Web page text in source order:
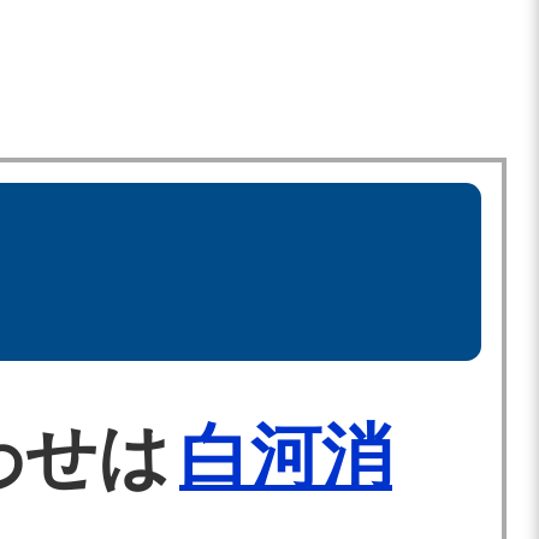
せは 白河消